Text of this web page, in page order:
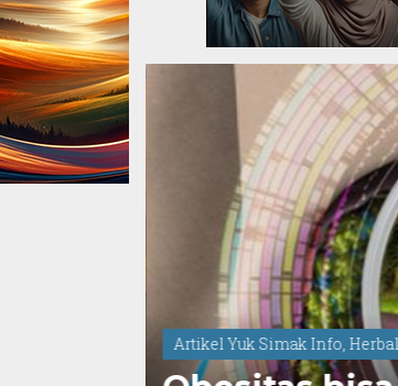
Artikel Yuk Simak Info,